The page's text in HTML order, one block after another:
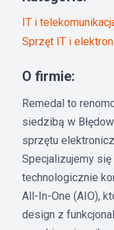
IT i
Sprzęt IT i
O firmie:
Remedal to
siedzibą w
sprzętu
Specjalizujemy
technologicznie
All-In-One (AIO),
design z